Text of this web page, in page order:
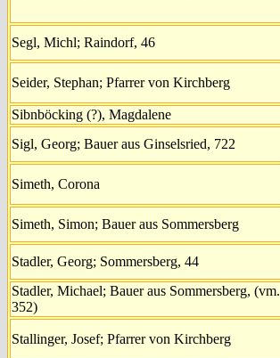
Segl, Michl; Raindorf, 46
Seider, Stephan; Pfarrer von Kirchberg
Sibnböcking (?), Magdalene
Sigl, Georg; Bauer aus Ginselsried, 722
Simeth, Corona
Simeth, Simon; Bauer aus Sommersberg
Stadler, Georg; Sommersberg, 44
Stadler, Michael; Bauer aus Sommersberg, (vm.
352)
Stallinger, Josef; Pfarrer von Kirchberg